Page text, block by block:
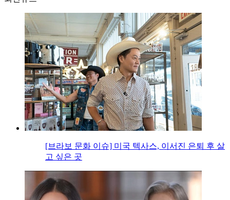
[브라보 문화 이슈] 미국 텍사스, 이서진 은퇴 후 살
고 싶은 곳